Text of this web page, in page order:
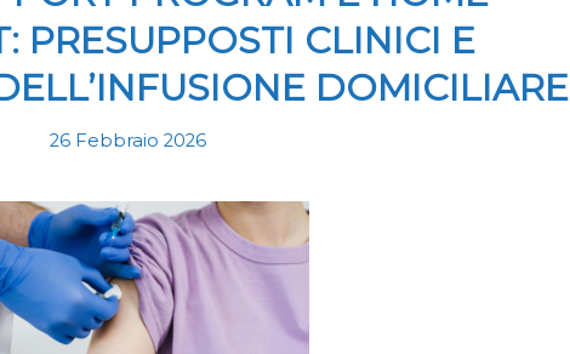
PRESUPPOSTI CLINICI E
DOMICILIARE
26 Febbraio 2026